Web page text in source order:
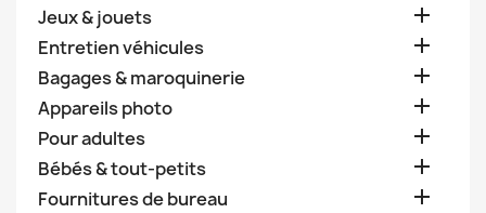
Jeux & jouets 
Entretien véhicules 
Bagages & maroquinerie 
Appareils photo 
Pour adultes 
Bébés & tout-petits 
Fournitures de bureau 